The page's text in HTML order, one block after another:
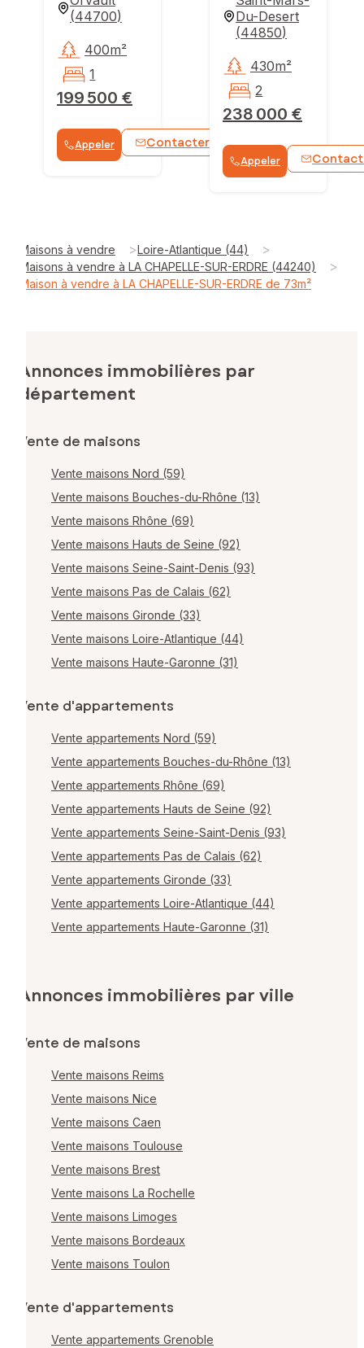
(44700)
199 500 €
400m²
1
Appeler Contacter WhatsApp
Du-Desert
(44850)
238 000 €
430m²
2
Appeler
Maisons à vendre >Loire-Atlantique (44) >
Maisons à vendre à LA CHAPELLE-SUR-ERDRE (44240) >
Maison à vendre à LA CHAPELLE-SUR-ERDRE de 73m²
Annonces immobilières par
département
Vente de maisons
Vente maisons Nord (59)
Vente maisons Bouches-du-Rhône (13)
Vente maisons Rhône (69)
Vente maisons Hauts de Seine (92)
Vente maisons Seine-Saint-Denis (93)
Vente maisons Pas de Calais (62)
Vente maisons Gironde (33)
Vente maisons Loire-Atlantique (44)
Vente maisons Haute-Garonne (31)
Vente d'appartements
Vente appartements Nord (59)
Vente appartements Bouches-du-Rhône (13)
Vente appartements Rhône (69)
Vente appartements Hauts de Seine (92)
Vente appartements Seine-Saint-Denis (93)
Vente appartements Pas de Calais (62)
Vente appartements Gironde (33)
Vente appartements Loire-Atlantique (44)
Vente appartements Haute-Garonne (31)
Annonces immobilières par ville
Vente de maisons
Vente maisons Reims
Vente maisons Nice
Vente maisons Caen
Vente maisons Toulouse
Vente maisons Brest
Vente maisons La Rochelle
Vente maisons Limoges
Vente maisons Bordeaux
Vente maisons Toulon
Vente d'appartements
Vente appartements Grenoble